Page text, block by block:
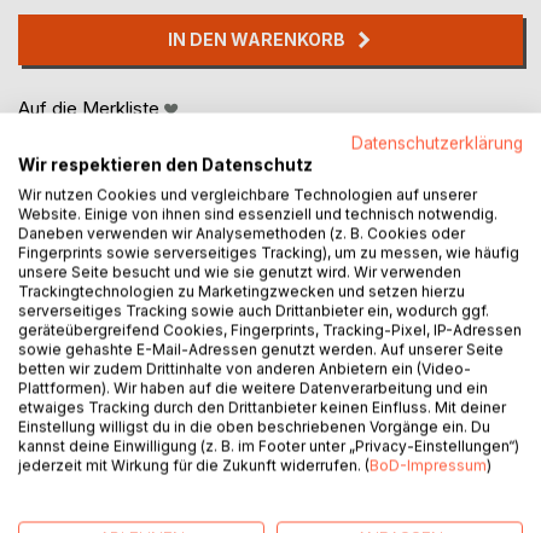
IN DEN WARENKORB
Auf die Merkliste
BESCHREIBUNG
Triathlon ist kein Dreikampf - es ist ein System.
Wer verstehen will, warum Schwimmen, Radfahren und
Laufen nicht einfach addiert werden können, braucht mehr
als Trainingspläne: Er braucht Wissen über Körper und
Datenschutzerklärung
Wir respektieren den Datenschutz
Wir nutzen Cookies und vergleichbare Technologien auf unserer
Website. Einige von ihnen sind essenziell und technisch notwendig.
Daneben verwenden wir Analysemethoden (z. B. Cookies oder
Fingerprints sowie serverseitiges Tracking), um zu messen, wie häufig
unsere Seite besucht und wie sie genutzt wird. Wir verwenden
Trackingtechnologien zu Marketingzwecken und setzen hierzu
serverseitiges Tracking sowie auch Drittanbieter ein, wodurch ggf.
geräteübergreifend Cookies, Fingerprints, Tracking-Pixel, IP-Adressen
sowie gehashte E-Mail-Adressen genutzt werden. Auf unserer Seite
betten wir zudem Drittinhalte von anderen Anbietern ein (Video-
Plattformen). Wir haben auf die weitere Datenverarbeitung und ein
etwaiges Tracking durch den Drittanbieter keinen Einfluss. Mit deiner
Einstellung willigst du in die oben beschriebenen Vorgänge ein. Du
kannst deine Einwilligung (z. B. im Footer unter „Privacy-Einstellungen“)
jederzeit mit Wirkung für die Zukunft widerrufen. (BoD-Impressum)